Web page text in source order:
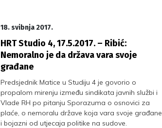
18. svibnja 2017.
HRT Studio 4, 17.5.2017. – Ribić:
Nemoralno je da država vara svoje
građane
Predsjednik Matice u Studiju 4 je govorio o
propalom mirenju između sindikata javnih službi i
Vlade RH po pitanju Sporazuma o osnovici za
plaće, o nemoralu države koja vara svoje građane
i bojazni od utjecaja politike na sudove.